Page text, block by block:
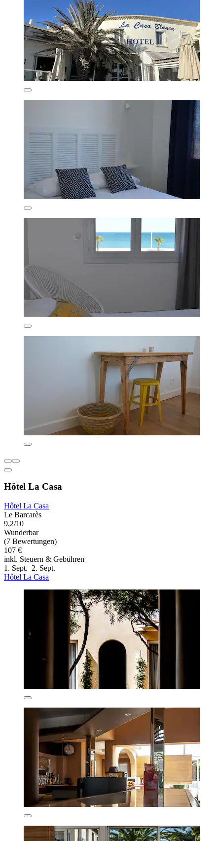
Hôtel La Casa
Hôtel La Casa
Le Barcarès
9,2/10
Wunderbar
(7 Bewertungen)
107 €
inkl. Steuern & Gebühren
1. Sept.–2. Sept.
Hôtel La Casa